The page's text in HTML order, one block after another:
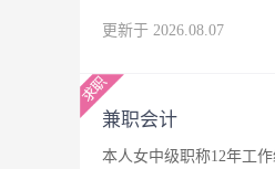
更新于 2026.08.07
兼职会计
本人女中级职称12年工